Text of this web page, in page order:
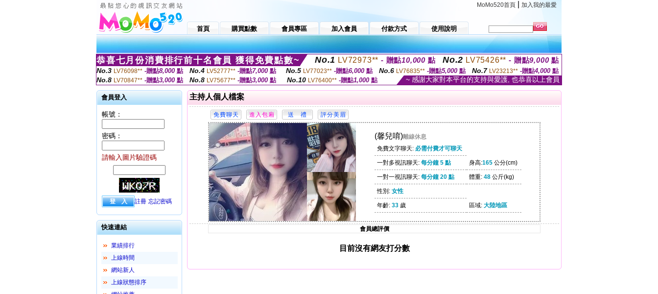
MoMo520首頁 加入我的最愛
首頁 購買點數 會員專區 加入會員 付款方式 使用說明
恭喜七月份消費排行前十名會員 獲得免費點數~ No.1 LV72973** - 贈點10,000 點 No.2 LV75426** - 贈點9,000點
No.3 LV76098** -贈點8,000 點 No.4 LV52777** -贈點7,000 點 No.5 LV77023** -贈點6,000點 No.6 LV76835** -贈點5,000點 No.7 LV23213** -贈點4,000點
No.8 LV70847** -贈點3,000 點 No.8 LV75677** -贈點3,000 點 No.10 LV76400** -贈點1,000點 ~ 感謝大家對本平台的支持與愛護, 也恭喜以上會員
會員登入
帳號：
密碼：
請輸入圖片驗證碼
註冊 忘記密碼
快速連結
業績排行
上線時間
網站新人
上線狀態排序
主持人個人檔案
(馨兒唷)離線休息
免費文字聊天: 必需付費才可聊天
一對多視訊聊天: 每分鐘 5 點 身高:165公分(cm)
一對一視訊聊天: 每分鐘 20 點 體重: 48公斤(kg)
性別: 女性
年齡: 33歲 區域: 大陸地區
會員總評價
目前沒有網友打分數